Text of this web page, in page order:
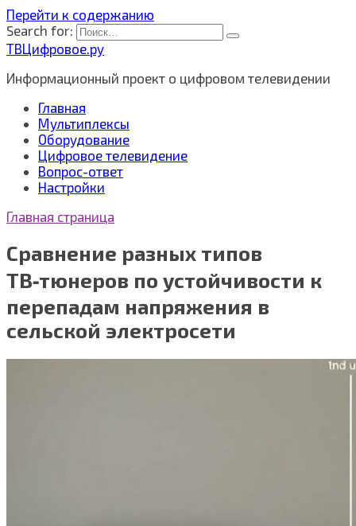
Перейти к содержанию
Search for:
ТВЦифровое.ру
Информационный проект о цифровом телевидении
Главная
Мультиплексы
Оборудование
Цифровое телевидение
Вопрос-ответ
Настройки
Главная страница
Сравнение разных типов
ТВ‑тюнеров по устойчивости к
перепадам напряжения в
сельской электросети